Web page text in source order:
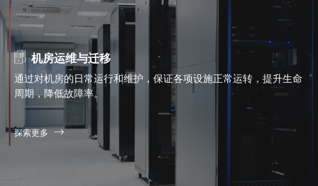
机房运维与迁移
通过对机房的日常运行和维护，保证各项设施正常运转，提升生命
周期，降低故障率。
探索更多